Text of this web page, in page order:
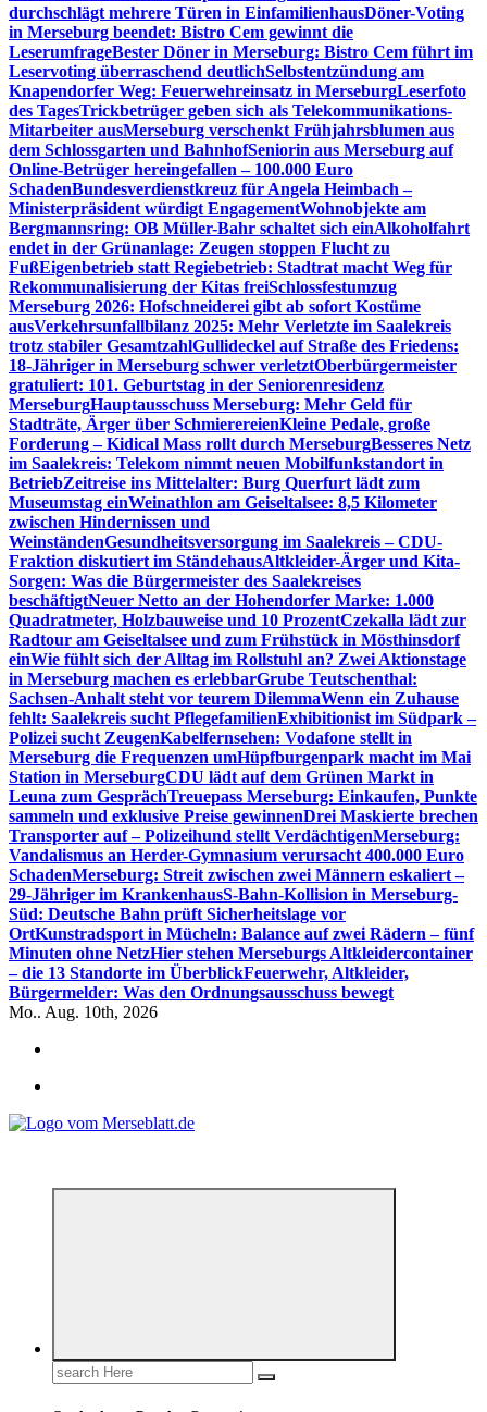
durchschlägt mehrere Türen in EinfamilienhausDöner-Voting
in Merseburg beendet: Bistro Cem gewinnt die
LeserumfrageBester Döner in Merseburg: Bistro Cem führt im
Leservoting überraschend deutlichSelbstentzündung am
Knapendorfer Weg: Feuerwehreinsatz in MerseburgLeserfoto
des TagesTrickbetrüger geben sich als Telekommunikations-
Mitarbeiter ausMerseburg verschenkt Frühjahrsblumen aus
dem Schlossgarten und BahnhofSeniorin aus Merseburg auf
Online-Betrüger hereingefallen – 100.000 Euro
SchadenBundesverdienstkreuz für Angela Heimbach –
Ministerpräsident würdigt EngagementWohnobjekte am
Bergmannsring: OB Müller-Bahr schaltet sich einAlkoholfahrt
endet in der Grünanlage: Zeugen stoppen Flucht zu
FußEigenbetrieb statt Regiebetrieb: Stadtrat macht Weg für
Rekommunalisierung der Kitas freiSchlossfestumzug
Merseburg 2026: Hofschneiderei gibt ab sofort Kostüme
ausVerkehrsunfallbilanz 2025: Mehr Verletzte im Saalekreis
trotz stabiler GesamtzahlGullideckel auf Straße des Friedens:
18-Jähriger in Merseburg schwer verletztOberbürgermeister
gratuliert: 101. Geburtstag in der Seniorenresidenz
MerseburgHauptausschuss Merseburg: Mehr Geld für
Stadträte, Ärger über SchmierereienKleine Pedale, große
Forderung – Kidical Mass rollt durch MerseburgBesseres Netz
im Saalekreis: Telekom nimmt neuen Mobilfunkstandort in
BetriebZeitreise ins Mittelalter: Burg Querfurt lädt zum
Museumstag einWeinathlon am Geiseltalsee: 8,5 Kilometer
zwischen Hindernissen und
WeinständenGesundheitsversorgung im Saalekreis – CDU-
Fraktion diskutiert im StändehausAltkleider-Ärger und Kita-
Sorgen: Was die Bürgermeister des Saalekreises
beschäftigtNeuer Netto an der Hohendorfer Marke: 1.000
Quadratmeter, Holzbauweise und 10 ProzentCzekalla lädt zur
Radtour am Geiseltalsee und zum Frühstück in Mösthinsdorf
einWie fühlt sich der Alltag im Rollstuhl an? Zwei Aktionstage
in Merseburg machen es erlebbarGrube Teutschenthal:
Sachsen-Anhalt steht vor teurem DilemmaWenn ein Zuhause
fehlt: Saalekreis sucht PflegefamilienExhibitionist im Südpark –
Polizei sucht ZeugenKabelfernsehen: Vodafone stellt in
Merseburg die Frequenzen umHüpfburgenpark macht im Mai
Station in MerseburgCDU lädt auf dem Grünen Markt in
Leuna zum GesprächTreuepass Merseburg: Einkaufen, Punkte
sammeln und exklusive Preise gewinnenDrei Maskierte brechen
Transporter auf – Polizeihund stellt VerdächtigenMerseburg:
Vandalismus an Herder-Gymnasium verursacht 400.000 Euro
SchadenMerseburg: Streit zwischen zwei Männern eskaliert –
29-Jähriger im KrankenhausS-Bahn-Kollision in Merseburg-
Süd: Deutsche Bahn prüft Sicherheitslage vor
OrtKunstradsport in Mücheln: Balance auf zwei Rädern – fünf
Minuten ohne NetzHier stehen Merseburgs Altkleidercontainer
– die 13 Standorte im ÜberblickFeuerwehr, Altkleider,
Bürgermelder: Was den Ordnungsausschuss bewegt
Mo.. Aug. 10th, 2026
Search
for: